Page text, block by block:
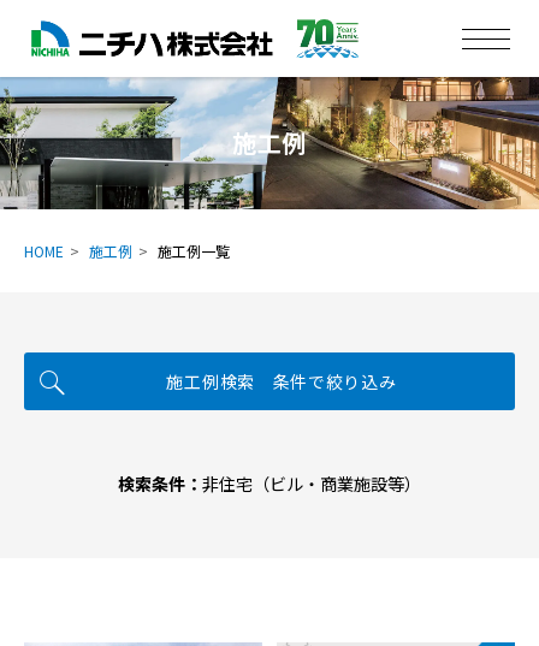
施工例
HOME 施工例 施工例一覧
施工例検索 条件で絞り込み
検索条件： 非住宅（ビル・商業施設等）